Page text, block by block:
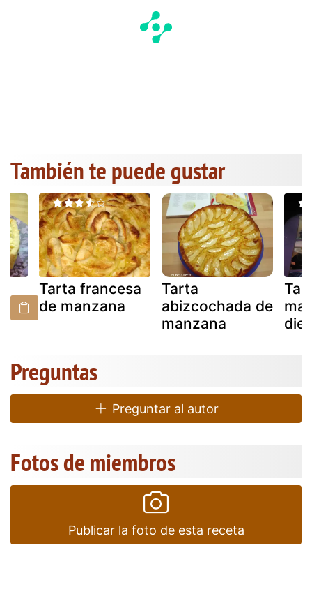
También te puede gustar
Tarta francesa
de manzana
Tarta
abizcochada de
manzana
Preguntas
Preguntar al autor
Fotos de miembros
Publicar la foto de esta receta